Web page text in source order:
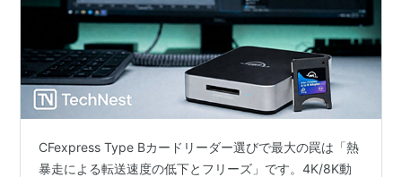
CFexpress Type Bカードリーダー選びで最大の罠は「熱
暴走による転送速度の低下とフリーズ」です。4K/8K動